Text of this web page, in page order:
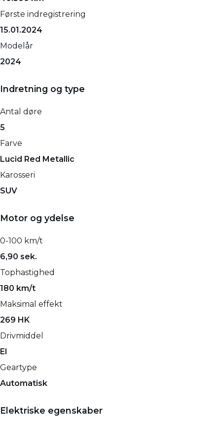
Første indregistrering
15.01.2024
Modelår
2024
Indretning og type
Antal døre
5
Farve
Lucid Red Metallic
Karosseri
SUV
Motor og ydelse
0-100 km/t
6,90 sek.
Tophastighed
180 km/t
Maksimal effekt
269 HK
Drivmiddel
El
Geartype
Automatisk
Elektriske egenskaber